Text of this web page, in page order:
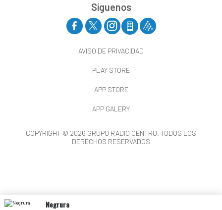
Síguenos
AVISO DE PRIVACIDAD
PLAY STORE
APP STORE
APP GALERY
COPYRIGHT © 2026 GRUPO RADIO CENTRO. TODOS LOS
DERECHOS RESERVADOS
Negrura